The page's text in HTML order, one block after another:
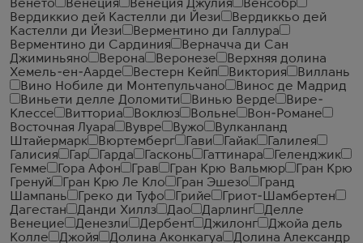
Венето
Венеция Венеция Джулия
Венсобр
Вердиккио дей Кастелли ди Йези
Вердиккьо дей
Кастелли ди Йези
Верментино ди Галлура
Верментино ди Сардиния
Верначча ди Сан
Джиминьяно
Верона Веронезе
Верхняя долина
Хемель-ен-Аарде
Вестерн Кейп Виктория
Виллань
Вино Нобиле ди Монтепульчано
Винос де Мадрид
Виньети делле Доломити
Винью Верде
Вире-
Клессе
Витториа Воклюз Вольне
Вон-Романе
Восточная Луара
Вувре Вужо
Вулканланд
Штайермарк
Вюртемберг Гави Гайак
Галилея
Галисия
Гар Гарда Гасконь Гаттинара
Геленджик
Гемме
Гора Афон Грав Гран Крю Вальмюр
Гран Крю
Гренуй
Гран Крю Ле Кло Гран Эшезо
Гранд
Шампань
Греко ди Туфо Грийе
Гриот-Шамбертен
Дагестан
Данди Хиллз Дао Дарлинг
Делле
Венецие
Денезли Дербент Джилонг
Джойа дель
Колле
Джойя Долина Аконкагуа
Долина Александр